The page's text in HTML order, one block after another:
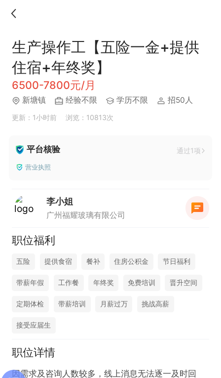
生产操作工【五险一金+提供
住宿+年终奖】
6500-7800元/月
新塘镇 经验不限 学历不限 招50人
更新：1小时前 浏览：10813次
平台核验 通过1项
营业执照
李小姐
广州福耀玻璃有限公司
职位福利
五险 提供食宿 餐补 住房公积金 节日福利
带薪年假 工作餐 年终奖 免费培训 晋升空间
定期体检 带薪培训 月薪过万 挑战高薪
接受应届生
职位详情
因需求及咨询人数较多，线上消息无法逐一及时回